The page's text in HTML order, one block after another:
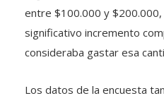
significativo incremento
consideraba gastar esa
35% la ropa y el calzado